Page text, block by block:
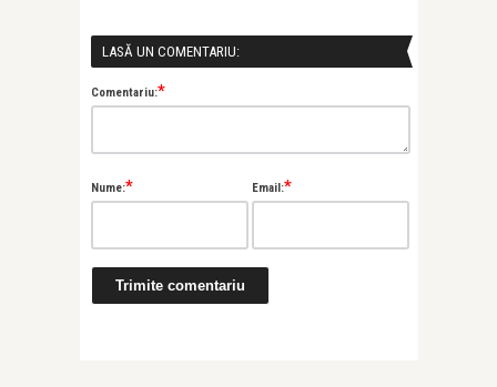
LASĂ UN COMENTARIU:
Comentariu:*
Nume:* Email:*